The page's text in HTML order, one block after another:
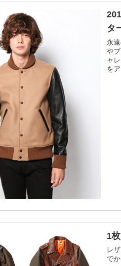
タ
永
や
ャ
を
1
レ
で